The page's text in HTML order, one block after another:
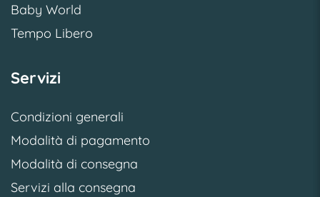
Baby World
Tempo Libero
Servizi
Condizioni generali
Modalità di pagamento
Modalità di consegna
Servizi alla consegna